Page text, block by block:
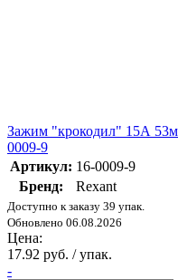
Зажим "крокодил" 15А
0009-9
Артикул: 16-0009-9
Бренд:
Rexant
Доступно к заказу 39 упак.
Обновлено 06.08.2026
Цена:
17.92 руб. / упак.
-